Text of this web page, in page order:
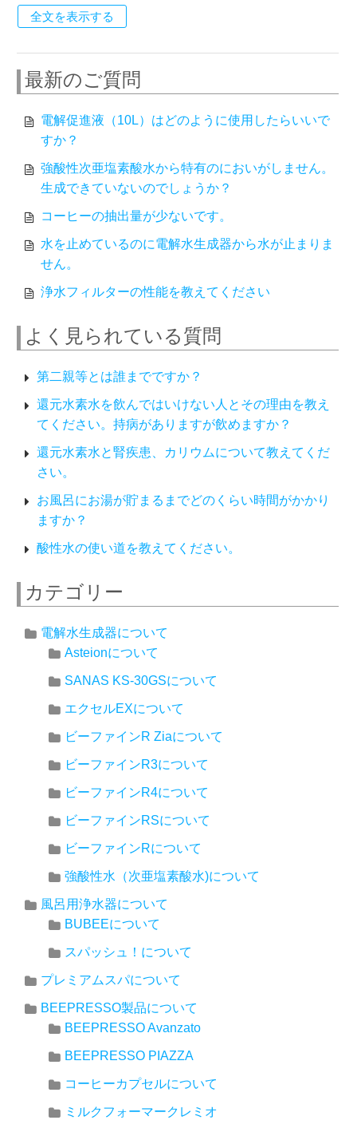
全文を表示する
最新のご質問
電解促進液（10L）はどのように使用したらいいで
すか？
強酸性次亜塩素酸水から特有のにおいがしません。
生成できていないのでしょうか？
コーヒーの抽出量が少ないです。
水を止めているのに電解水生成器から水が止まりま
せん。
浄水フィルターの性能を教えてください
よく見られている質問
第二親等とは誰までですか？
還元水素水を飲んではいけない人とその理由を教え
てください。持病がありますが飲めますか？
還元水素水と腎疾患、カリウムについて教えてくだ
さい。
お風呂にお湯が貯まるまでどのくらい時間がかかり
ますか？
酸性水の使い道を教えてください。
カテゴリー
電解水生成器について
Asteionについて
SANAS KS-30GSについて
エクセルEXについて
ビーファインR Ziaについて
ビーファインR3について
ビーファインR4について
ビーファインRSについて
ビーファインRについて
強酸性水（次亜塩素酸水)について
風呂用浄水器について
BUBEEについて
スパッシュ！について
プレミアムスパについて
BEEPRESSO製品について
BEEPRESSO Avanzato
BEEPRESSO PIAZZA
コーヒーカプセルについて
ミルクフォーマークレミオ